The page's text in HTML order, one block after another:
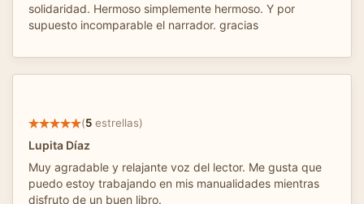
solidaridad. Hermoso simplemente hermoso. Y por
supuesto incomparable el narrador. gracias
(5 estrellas)
Lupita Díaz
Muy agradable y relajante voz del lector. Me gusta que
puedo estoy trabajando en mis manualidades mientras
disfruto de un buen libro.